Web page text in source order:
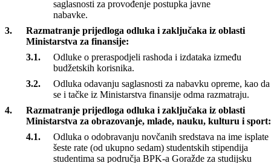
Zaključak o Ugovoru o djelu
Odluka o stavljanju van snage Odluke o davanju
saglasnosti za provođenje postupka javne
nabavke.
Razmatranje prijedloga odluka i zaključaka iz oblasti
Ministarstva za finansije:
Odluke o preraspodjeli rashoda i izdataka između
budžetskih korisnika.
Odluka odavanju saglasnosti za nabavku opreme, kao da
se i tačke iz Ministarstva finansije odma razmatraju.
Razmatranje prijedloga odluka i zaključaka iz oblasti
Ministarstva za obrazovanje, mlade, nauku, kulturu i sport: